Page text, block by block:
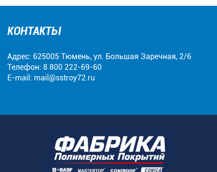
КОНТАКТЫ
Адрес: 625005 Тюмень, ул. Большая Заречная, 2/6
Телефон: 8 800 222-69-60
E-mail: mail@sstroy72.ru